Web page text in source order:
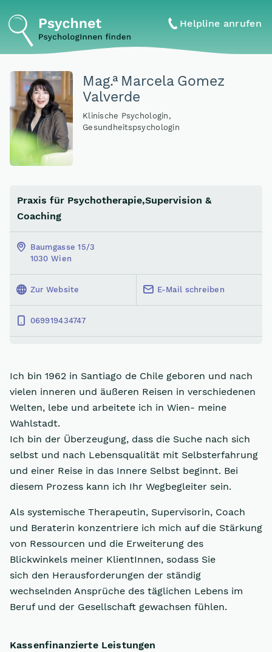
Helpline anrufen
Mag.aMarcela Gomez
Valverde
Klinische Psychologin,
Gesundheitspsychologin
Praxis für Psychotherapie,Supervision &
Coaching
Baumgasse 15/3
1030 Wien
Zur Website E-Mail schreiben
069919434747
Ich bin 1962 in Santiago de Chile geboren und nach
vielen inneren und äußeren Reisen in verschiedenen
Welten, lebe und arbeitete ich in Wien- meine
Wahlstadt.
Ich bin der Überzeugung, dass die Suche nach sich
selbst und nach Lebensqualität mit Selbsterfahrung
und einer Reise in das Innere Selbst beginnt. Bei
diesem Prozess kann ich Ihr Wegbegleiter sein.
Als systemische Therapeutin, Supervisorin, Coach
und Beraterin konzentriere ich mich auf die Stärkung
von Ressourcen und die Erweiterung des
Blickwinkels meiner KlientInnen, sodass Sie
sich den Herausforderungen der ständig
wechselnden Ansprüche des täglichen Lebens im
Beruf und der Gesellschaft gewachsen fühlen.
Kassenfinanzierte Leistungen